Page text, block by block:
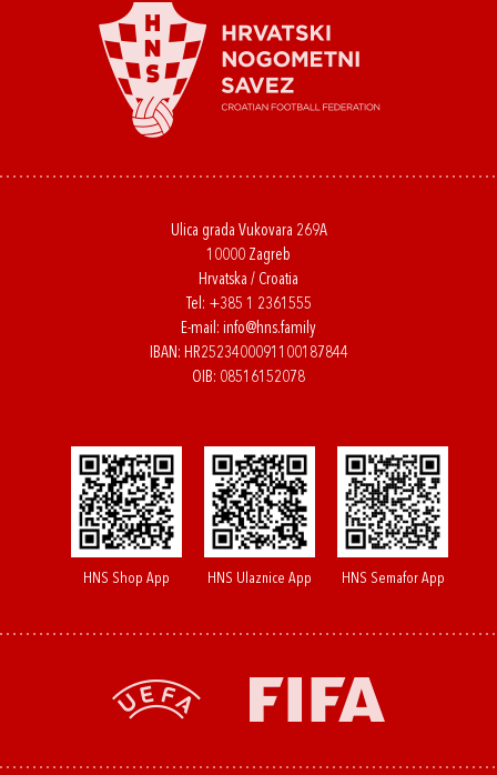
Ulica grada Vukovara 269A
10000 Zagreb
Hrvatska / Croatia
Tel: +385 1 2361555
E-mail: info@hns.family
IBAN: HR2523400091100187844
OIB: 08516152078
HNS Shop App HNS Ulaznice App HNS Semafor App